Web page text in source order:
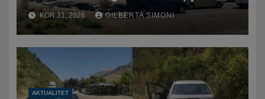
greke raporton defekt në
sistem, qytetarët mbeten të
bllokuar
KOR 31, 2026 GILBERTA SIMONI
AKTUALITET